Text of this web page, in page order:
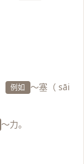
例如 ～塞（ sāi
～力。